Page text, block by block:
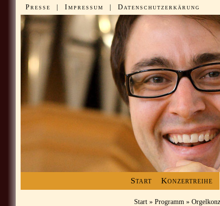
Presse Impressum Datenschutzerkärung
Start Konzertreihe
Start » Programm »